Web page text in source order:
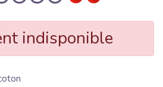
indisponible